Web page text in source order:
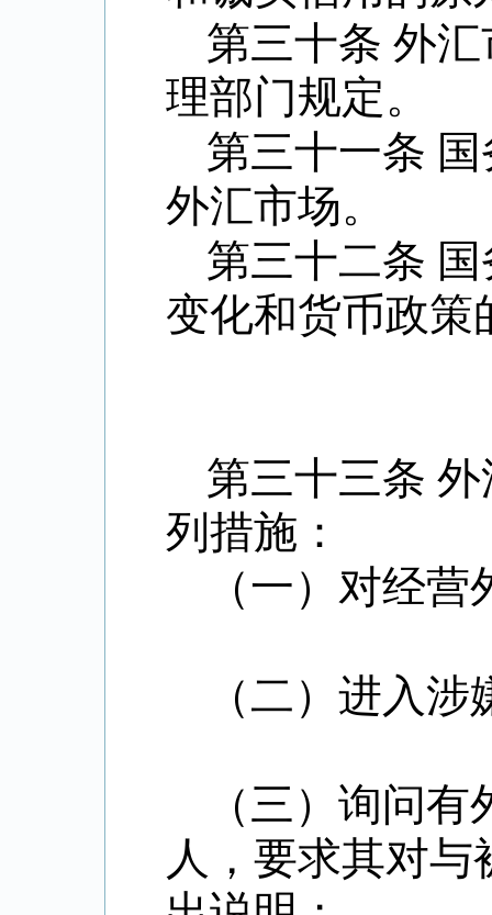
第三十条 外
理部门规定。
第三十一条
外汇市场。
第三十二条
变化和货币政策
第三十三条
列措施：
（一）对经
（二）进入
（三）询问
人，要求其对